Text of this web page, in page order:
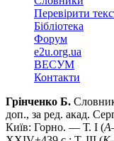
Перевірити
Бібліотека
Форум
e2u.org.ua
ВЕСУМ
Контакти
Грінченко Б.
доп., за ред. акад.
Київ: Горно. — Т. І (А